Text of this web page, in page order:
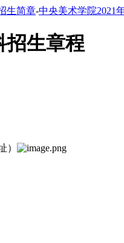
生简章-中央美术学院2021
招生章程
）